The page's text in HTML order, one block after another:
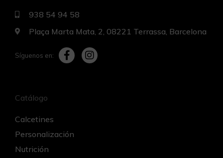
938 54 94 58
Plaça Marta Mata, 2, 08221 Terrassa, Barcelona
Síguenos en:
Catálogo
Calcetines
Personalización
Nutrición